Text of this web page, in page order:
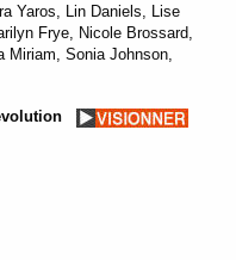
Yaros, Lin Daniels, Lise
Frye, Nicole Brossard,
Miriam, Sonia Johnson,